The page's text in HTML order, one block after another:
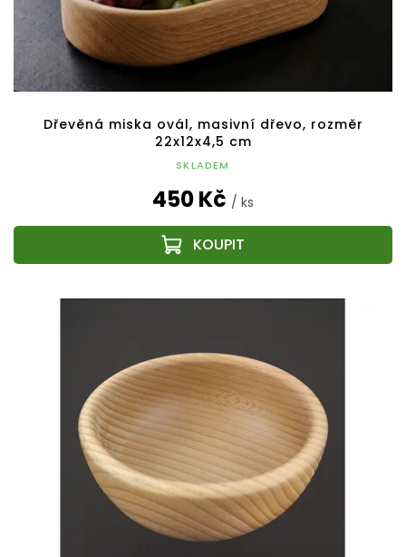
Dřevěná miska ovál, masivní dřevo, rozměr
22x12x4,5 cm
SKLADEM
450 Kč / ks